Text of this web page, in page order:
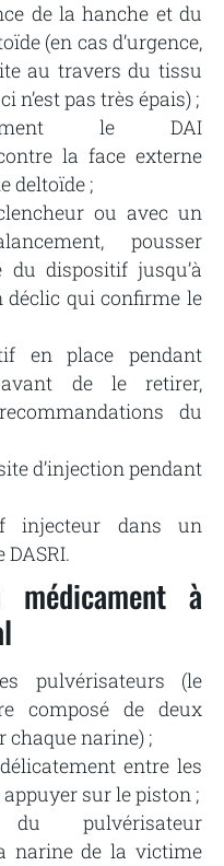
de la hanche et du
(en cas d’urgence,
au travers du tissu
n’est pas très épais) ;
le DAI
la face externe
deltoïde ;
ou avec un
pousser
du dispositif jusqu’à
déclic qui confirme le
en place pendant
avant de le retirer,
du
d’injection pendant
injecteur dans un
médicament à
pulvérisateurs (le
composé de deux
chaque narine) ;
entre les
sur le piston ;
pulvérisateur
narine de la victime